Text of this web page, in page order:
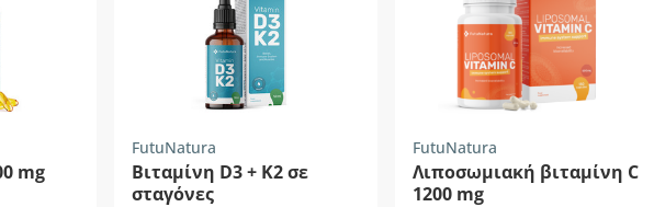
mg
FutuNatura
Βιταμίνη D3 + K2 σε
σταγόνες
FutuNatura
Λιποσωμιακή βιταμίνη C
1200 mg